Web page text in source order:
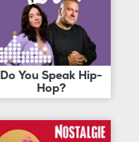
Do You Speak Hip-
Hop?